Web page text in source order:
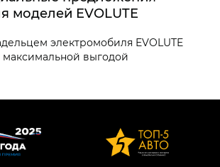
моделей EVOLUTE
электромобиля EVOLUTE
максимальной выгодой